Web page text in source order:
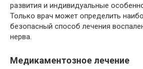
развития и индивидуальные
Только врач может определить
безопасный способ лечения
нерва.
Медикаментозное лечение